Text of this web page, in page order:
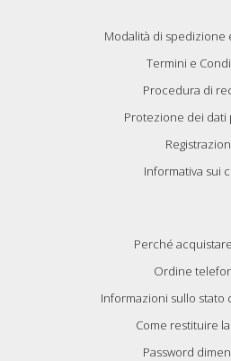
Modalità di spedizione
Termini e
Procedura di
Protezione dei dati
Informativa sui
Perché
Ordine
Informazioni sullo stato
Come restituire
Password